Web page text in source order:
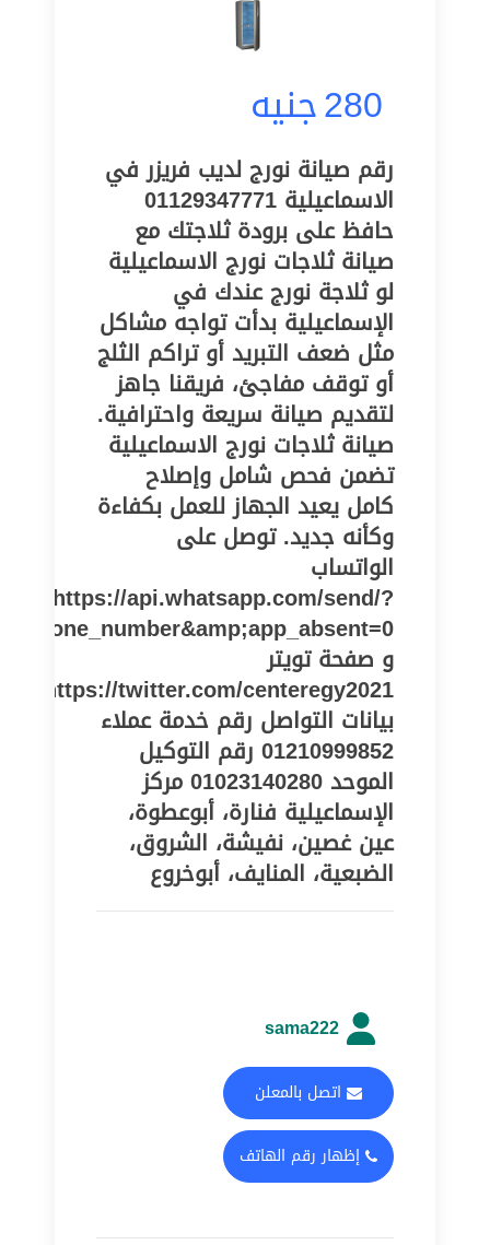
280جنيه
رقم صيانة نورج لديب فريزر في
الاسماعيلية 01129347771
حافظ على برودة ثلاجتك مع
صيانة ثلاجات نورج الاسماعيلية
لو ثلاجة نورج عندك في
الإسماعيلية بدأت تواجه مشاكل
مثل ضعف التبريد أو تراكم الثلج
أو توقف مفاجئ، فريقنا جاهز
لتقديم صيانة سريعة واحترافية.
صيانة ثلاجات نورج الاسماعيلية
تضمن فحص شامل وإصلاح
كامل يعيد الجهاز للعمل بكفاءة
وكأنه جديد. توصل على
الواتساب
https://api.whatsapp.com/send/?
و صفحة تويتر
https://twitter.com/centeregy2021
بيانات التواصل رقم خدمة عملاء
01210999852 رقم التوكيل
الموحد 01023140280 مركز
الإسماعيلية فنارة، أبوعطوة،
عين غصين، نفيشة، الشروق،
الضبعية، المنايف، أبوخروع
sama222
اتصل بالمعلن
إظهار رقم الهاتف